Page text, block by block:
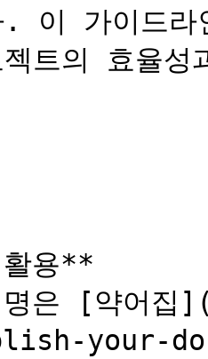
. 이 가이드
젝트의 효율
용**
your-